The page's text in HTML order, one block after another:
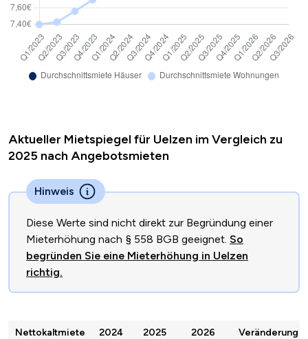
Aktueller Mietspiegel für Uelzen im Vergleich zu
2025 nach Angebotsmieten
Hinweis
Diese Werte sind nicht direkt zur Begründung einer
Mieterhöhung nach § 558 BGB geeignet. So
begründen Sie eine Mieterhöhung in Uelzen
richtig.
Nettokaltmiete
2024 2025 2026
Veränderung